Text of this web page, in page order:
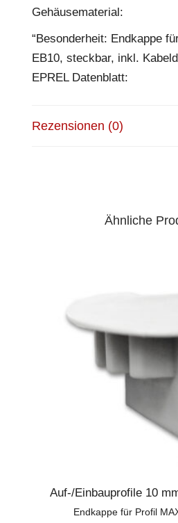
Gehäusematerial:
“Besonderheit: Endkappe
EB10, steckbar, inkl.
EPREL Datenblatt:
Rezensionen (0)
Ähnliche
Auf-/Einbauprofile 10
Endkappe für Profil